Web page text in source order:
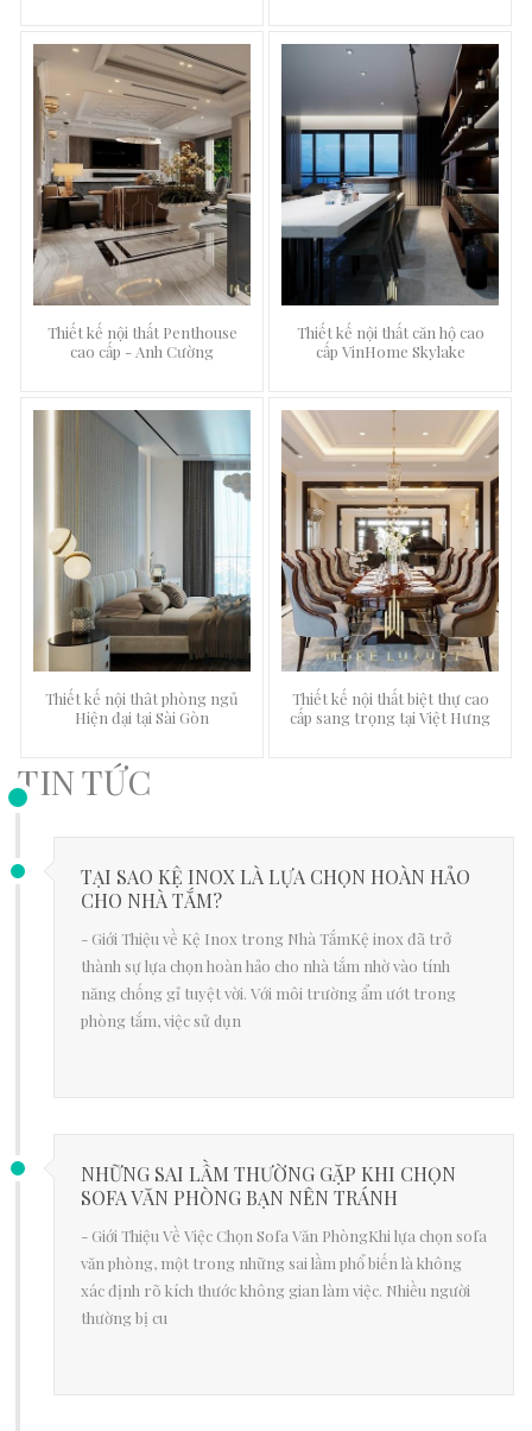
Thiết kế nội thất Penthouse
cao cấp - Anh Cường
Thiết kế nội thất căn hộ cao
cấp VinHome Skylake
Thiết kế nội thât phòng ngủ
Hiện đại tại Sài Gòn
Thiết kế nội thất biệt thự cao
cấp sang trọng tại Việt Hưng
TIN TỨC
TẠI SAO KỆ INOX LÀ LỰA CHỌN HOÀN HẢO
CHO NHÀ TẮM?
- Giới Thiệu về Kệ Inox trong Nhà TắmKệ inox đã trở
thành sự lựa chọn hoàn hảo cho nhà tắm nhờ vào tính
năng chống gỉ tuyệt vời. Với môi trường ẩm ướt trong
phòng tắm, việc sử dụn
NHỮNG SAI LẦM THƯỜNG GẶP KHI CHỌN
SOFA VĂN PHÒNG BẠN NÊN TRÁNH
- Giới Thiệu Về Việc Chọn Sofa Văn PhòngKhi lựa chọn sofa
văn phòng, một trong những sai lầm phổ biến là không
xác định rõ kích thước không gian làm việc. Nhiều người
thường bị cu